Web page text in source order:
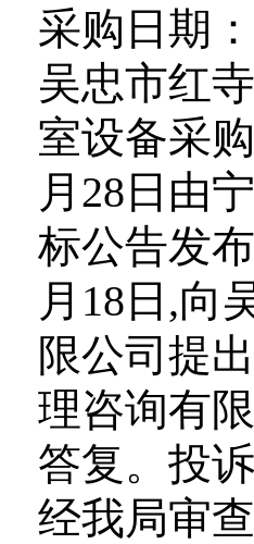
采购日期
吴忠市红
室设备采
月28日由
标公告发
月18日,向
限公司提
理咨询有
答复。投
经我局审